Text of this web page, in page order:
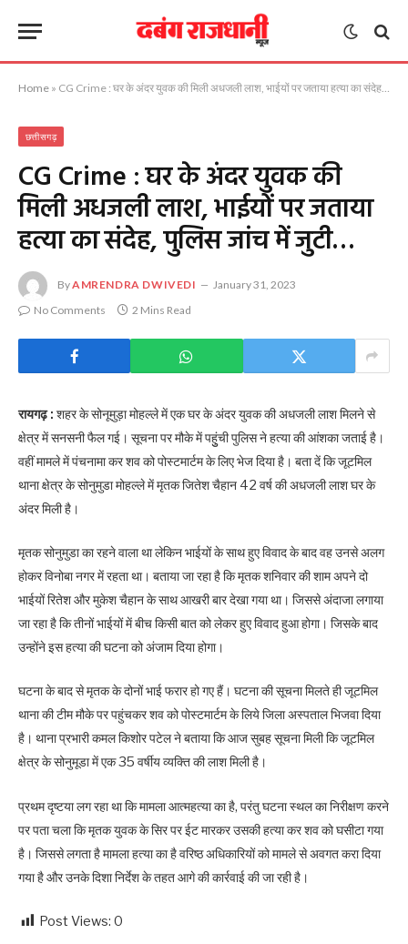
Home » CG Crime : घर के अंदर युवक की मिली अधजली लाश, भाईयों पर जताया हत्या का संदेह, पुलिस जांच में जुटी…
छत्तीसगढ़
CG Crime : घर के अंदर युवक की
मिली अधजली लाश, भाईयों पर जताया
हत्या का संदेह, पुलिस जांच में जुटी…
ByAMRENDRA DWIVEDI
January 31, 2023
No Comments
2 Mins Read
रायगढ़ : शहर के सोनूमुड़ा मोहल्ले में एक घर के अंदर युवक की अधजली लाश मिलने से
क्षेत्र में सनसनी फैल गई। सूचना पर मौके में पहुुंची पुलिस ने हत्या की आंशका जताई है।
वहीं मामले में पंचनामा कर शव को पोस्टमार्टम के लिए भेज दिया है। बता दें कि जूटमिल
थाना क्षेत्र के सोनुमुडा मोहल्ले में मृतक जितेश चैहान 42 वर्ष की अधजली लाश घर के
अंदर मिली है।
मृतक सोनुमुडा का रहने वाला था लेकिन भाईयों के साथ हुए विवाद के बाद वह उनसे अलग
होकर विनोबा नगर में रहता था। बताया जा रहा है कि मृतक शनिवार की शाम अपने दो
भाईयों रितेश और मुकेश चैहान के साथ आखरी बार देखा गया था। जिससे अंदाजा लगाया
जा रहा है कि तीनों भाईयों में बीच किसी बात को लेकर हुए विवाद हुआ होगा। जिसके बाद
उन्होंने इस हत्या की घटना को अंजाम दिया होगा।
घटना के बाद से मृतक के दोनों भाई फरार हो गए हैं। घटना की सूचना मिलते ही जूटमिल
थाना की टीम मौके पर पहुंचकर शव को पोस्टमार्टम के लिये जिला अस्पताल भिजवा दिया
है। थाना प्रभारी कमल किशोर पटेल ने बताया कि आज सुबह सूचना मिली कि जूटमिल
क्षेत्र के सोनुमूडा में एक 35 वर्षीय व्यक्ति की लाश मिली है।
प्रथम दृष्टया लग रहा था कि मामला आत्महत्या का है, परंतु घटना स्थल का निरीक्षण करने
पर पता चला कि मृतक युवक के सिर पर ईट मारकर उसकी हत्या कर शव को घसीटा गया
है। जिससे लगता है मामला हत्या का है वरिष्ठ अधिकारियों को मामले से अवगत करा दिया
गया है और उनके दिशा निर्देश के तहत आगे की कार्रवाई की जा रही है।
Post Views: 0